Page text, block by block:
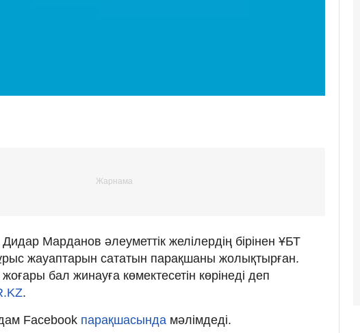
Марданов әлеуметтік желілердің бірінен ҰБТ
жауаптарын сататын парақшаны жолықтырған.
бал жинауға көмектесетін көрінеді деп
.
Facebook парақшасында мәлімдеді.